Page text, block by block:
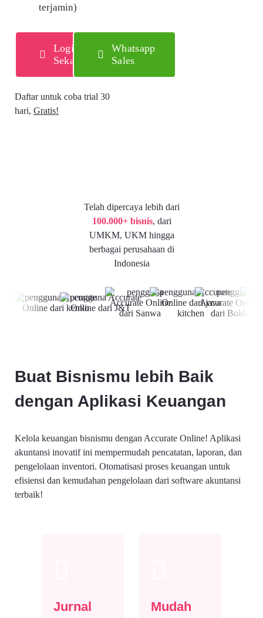
terjamin)
Login
Sekarang
Whatsapp
Sales
Daftar untuk coba trial 30
hari, Gratis!
Telah dipercaya lebih dari
100.000+ bisnis, dari
UMKM, UKM hingga
berbagai perusahaan di
Indonesia
Buat Bisnismu lebih Baik
dengan Aplikasi Keuangan
Kelola keuangan bisnismu dengan Accurate Online! Aplikasi
akuntansi inovatif ini mempermudah pencatatan, laporan, dan
pengelolaan inventori. Otomatisasi proses keuangan untuk
efisiensi dan kemudahan pengelolaan dari software akuntansi
terbaik!
Jurnal
Mudah